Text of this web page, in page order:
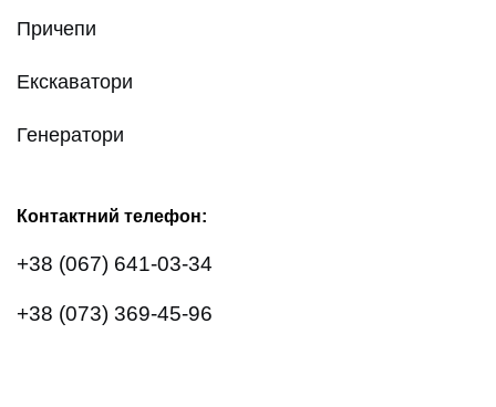
Причепи
Екскаватори
Генератори
Контактний телефон:
+38 (067) 641-03-34
+38 (073) 369-45-96